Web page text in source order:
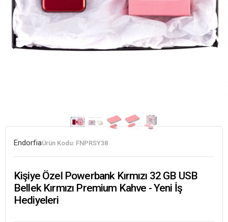
EndorfiaÜrün Kodu: FNPRSY38
Kişiye Özel Powerbank Kırmızı 32 GB USB
Bellek Kırmızı Premium Kahve - Yeni İş
Hediyeleri